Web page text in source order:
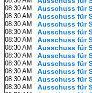
08:30 AM Ausschuss für
08:30 AM Ausschuss für
08:30 AM Ausschuss für
08:30 AM Ausschuss für
08:30 AM Ausschuss für
08:30 AM Ausschuss für
08:30 AM Ausschuss für
08:30 AM Ausschuss für
08:30 AM Ausschuss für
08:30 AM Ausschuss für
08:30 AM Ausschuss für